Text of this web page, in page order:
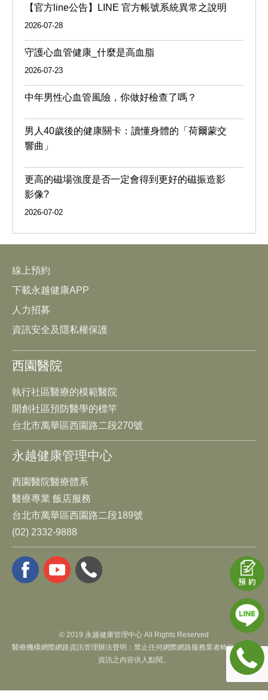
【官方line公告】LINE 官方帳號系統異常之說明
2026-07-28
守護心血管健康_什麼是高血脂
2026-07-23
中年男性心血管風險，你做好檢查了嗎？
男人40歲後的健康關卡：讀懂身體的「荷爾蒙交
響曲」
更高的磁場強度是否一定會得到更好的磁振造影
影像?
2026-07-02
線上預約
下載永越健康APP
人力招募
資訊安全及隱私權保護
西園醫院
執行社區醫療的模範醫院
開創社區預防醫學的標竿
台北市萬華區西園路二段270號
永越健康管理中心
西園醫院醫療體系
醫療專業 飯店服務
台北市萬華區西園路二段189號
(02) 2332-9888
© 2019 永越健康管理中心 All Rights Reserved
醫療機構網際網路資訊管理辦法聲明：禁止任何網際網路服務業者轉錄本網路
資訊之內容供人點閱。